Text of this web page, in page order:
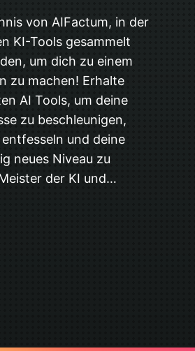
von AIFactum, in der
KI-Tools gesammelt
um dich zu einem
zu machen! Erhalte
AI Tools, um deine
zu beschleunigen,
und deine
neues Niveau zu
der KI und…